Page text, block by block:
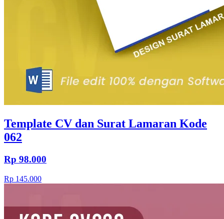
Template CV dan Surat Lamaran Kode
062
Rp 98.000
Rp 145.000